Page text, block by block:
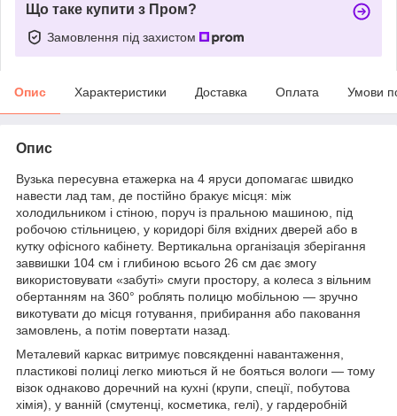
Що таке купити з Пром?
Замовлення під захистом
Опис Характеристики Доставка Оплата Умови
Опис
Вузька пересувна етажерка на 4 яруси допомагає швидко
навести лад там, де постійно бракує місця: між
холодильником і стіною, поруч із пральною машиною, під
робочою стільницею, у коридорі біля вхідних дверей або в
кутку офісного кабінету. Вертикальна організація зберігання
заввишки 104 см і глибиною всього 26 см дає змогу
використовувати «забуті» смуги простору, а колеса з вільним
обертанням на 360° роблять полицю мобільною — зручно
викотувати до місця готування, прибирання або паковання
замовлень, а потім повертати назад.
Металевий каркас витримує повсякденні навантаження,
пластикові полиці легко миються й не бояться вологи — тому
візок однаково доречний на кухні (крупи, спеції, побутова
хімія), у ванній (смутенці, косметика, гелі), у гардеробній